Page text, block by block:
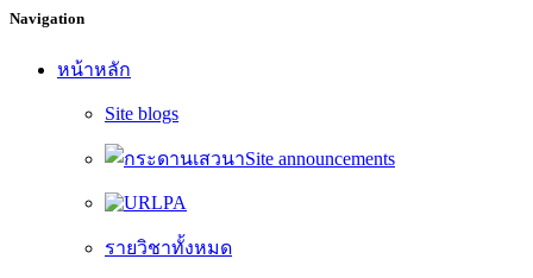
Navigation
หน้าหลัก
Site blogs
Site announcements
PA
รายวิชาทั้งหมด